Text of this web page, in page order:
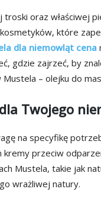
oraz właściwej
które
dla niemowląt cena
gdzie zajrzeć, by
– olejku do
Twojego
na specyfikę
przeciw
Mustela, takie jak
wrażliwej natury.